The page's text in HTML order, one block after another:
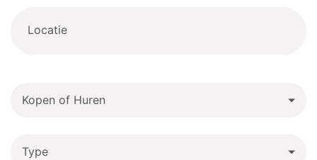
Locatie
Kopen of Huren
Type